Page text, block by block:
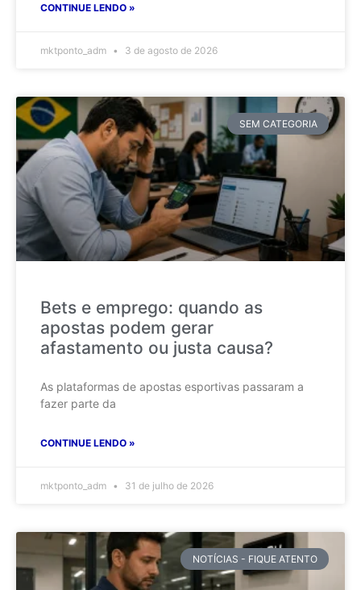
CONTINUE LENDO »
mktponto_adm 3 de agosto de 2026
SEM CATEGORIA
Bets e emprego: quando as
apostas podem gerar
afastamento ou justa causa?
As plataformas de apostas esportivas passaram a
fazer parte da
CONTINUE LENDO »
mktponto_adm 31 de julho de 2026
NOTÍCIAS - FIQUE ATENTO